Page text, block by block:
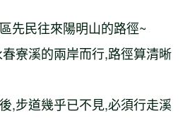
先民往來陽明山的路徑~
寮溪的兩岸而行,路徑算清晰
,步道幾乎已不見,必須行走溪